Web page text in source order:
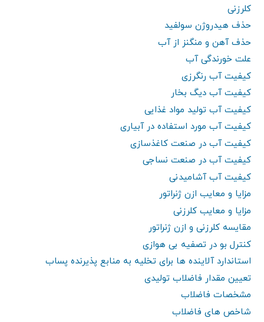
کلرزنی
حذف هیدروژن سولفید
حذف آهن و منگنز از آب
علت خورندگی آب
کیفیت آب رنگرزی
کیفیت آب دیگ بخار
کیفیت آب تولید مواد غذایی
کیفیت آب مورد استفاده در آبیاری
کیفیت آب در صنعت کاغذسازی
کیفیت آب در صنعت نساجی
کیفیت آب آشامیدنی
مزایا و معایب ازن ژنراتور
مزایا و معایب کلرزنی
مقایسه کلرزنی و ازن ژنراتور
کنترل بو در تصفیه بی هوازی
استاندارد آلاینده ها برای تخلیه به منابع پذیرنده پساب
تعیین مقدار فاضلاب تولیدی
مشخصات فاضلاب
شاخص های فاضلاب